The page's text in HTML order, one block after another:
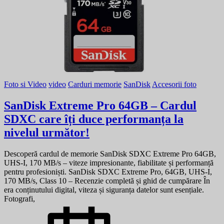
Foto si Video video Carduri memorie SanDisk Accesorii foto
SanDisk Extreme Pro 64GB – Cardul
SDXC care îți duce performanța la
nivelul următor!
Descoperă cardul de memorie SanDisk SDXC Extreme Pro 64GB,
UHS-I, 170 MB/s – viteze impresionante, fiabilitate și performanță
pentru profesioniști. SanDisk SDXC Extreme Pro, 64GB, UHS-I,
170 MB/s, Class 10 – Recenzie completă și ghid de cumpărare În
era conținutului digital, viteza și siguranța datelor sunt esențiale.
Fotografi,